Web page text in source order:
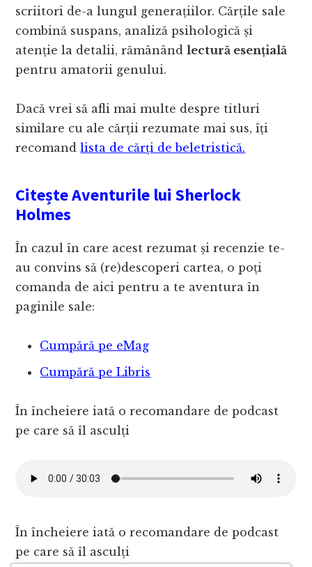
scriitori de-a lungul generațiilor. Cărțile sale
combină suspans, analiză psihologică și
atenție la detalii, rămânândlectură esențială
pentru amatorii genului.
Dacă vrei să afli mai multe despre titluri
similare cu ale cărții rezumate mai sus, îți
recomandlista de cărți de beletristică.
Citește Aventurile lui Sherlock
Holmes
În cazul în care acest rezumat și recenzie te-
au convins să (re)descoperi cartea, o poți
comanda de aici pentru a te aventura în
paginile sale:
Cumpără pe eMag
Cumpără pe Libris
În încheiere iată o recomandare de podcast
pe care să îl asculți
În încheiere iată o recomandare de podcast
pe care să îl asculți